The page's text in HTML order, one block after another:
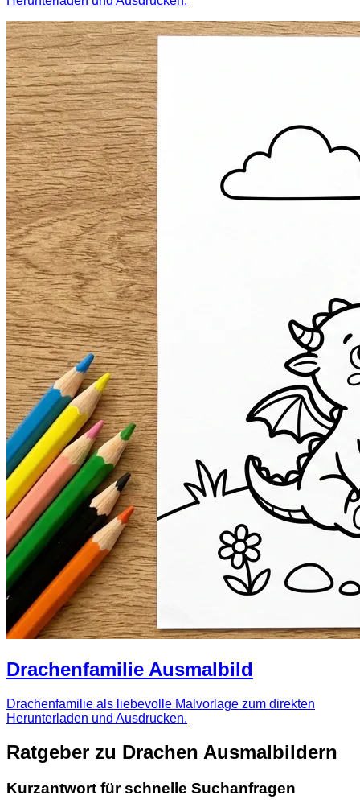
Drachenfamilie Ausmalbild
Drachenfamilie als liebevolle Malvorlage zum direkten
Herunterladen und Ausdrucken.
Ratgeber zu Drachen Ausmalbildern
Kurzantwort für schnelle Suchanfragen